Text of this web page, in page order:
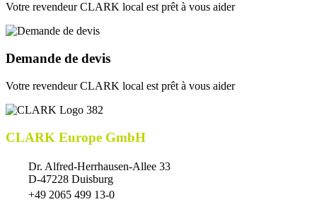
Votre revendeur CLARK local est prêt à vous aider
Demande de devis
Votre revendeur CLARK local est prêt à vous aider
CLARK Europe GmbH
Dr. Alfred-Herrhausen-Allee 33
D-47228 Duisburg
+49 2065 499 13-0